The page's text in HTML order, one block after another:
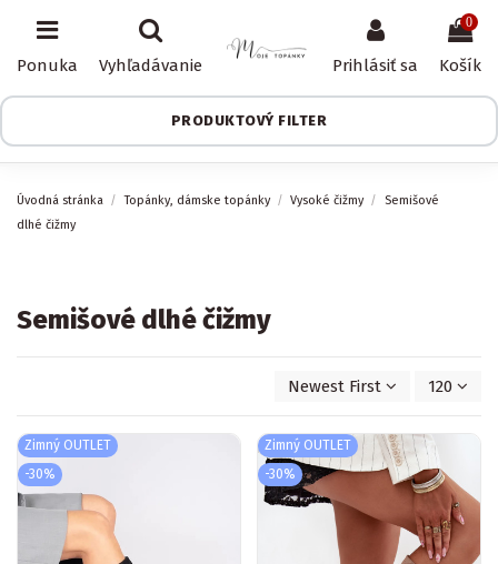
Ponuka Vyhľadávanie Prihlásiť sa
0
Košík
PRODUKTOVÝ FILTER
Úvodná stránka Topánky, dámske topánky Vysoké čižmy
Semišové
dlhé čižmy
Semišové dlhé čižmy
Newest First 120
Zimný OUTLET
-30%
Zimný OUTLET
-30%